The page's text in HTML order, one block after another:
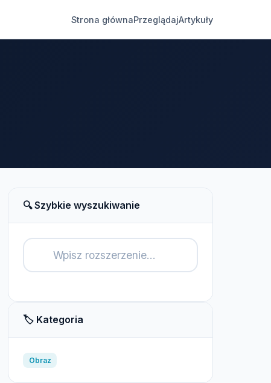
Strona głównaPrzeglądajArtykuły
🔍 Szybkie wyszukiwanie
🏷️ Kategoria
Obraz